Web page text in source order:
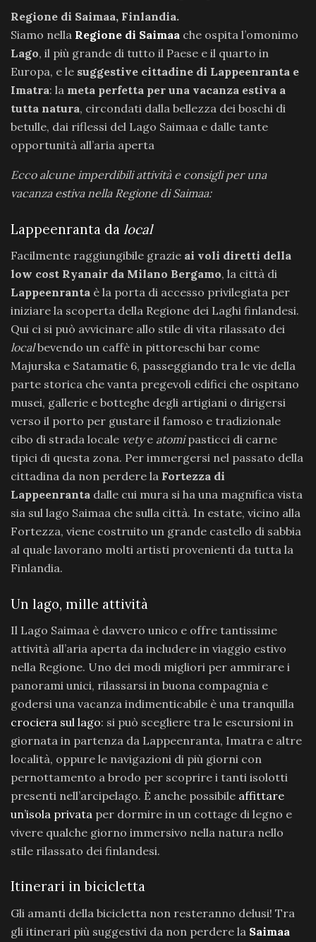
Regione di Saimaa, Finlandia.
Siamo nella Regione di Saimaa che ospita l’omonimo
Lago, il più grande di tutto il Paese e il quarto in
Europa, e le suggestive cittadine di Lappeenranta e
Imatra: la meta perfetta per una vacanza estiva a
tutta natura, circondati dalla bellezza dei boschi di
betulle, dai riflessi del Lago Saimaa e dalle tante
opportunità all’aria aperta
Ecco alcune imperdibili attività e consigli per una
vacanza estiva nella Regione di Saimaa:
Lappeenranta da local
Facilmente raggiungibile grazie ai voli diretti della
low cost Ryanair da Milano Bergamo, la città di
Lappeenranta è la porta di accesso privilegiata per
iniziare la scoperta della Regione dei Laghi finlandesi.
Qui ci si può avvicinare allo stile di vita rilassato dei
localbevendo un caffè in pittoreschi bar come
Majurska e Satamatie 6, passeggiando tra le vie della
parte storica che vanta pregevoli edifici che ospitano
musei, gallerie e botteghe degli artigiani o dirigersi
verso il porto per gustare il famoso e tradizionale
cibo di strada locale vetye atomipasticci di carne
tipici di questa zona. Per immergersi nel passato della
cittadina da non perdere la Fortezza di
Lappeenranta dalle cui mura si ha una magnifica vista
sia sul lago Saimaa che sulla città. In estate, vicino alla
Fortezza, viene costruito un grande castello di sabbia
al quale lavorano molti artisti provenienti da tutta la
Finlandia.
Un lago, mille attività
Il Lago Saimaa è davvero unico e offre tantissime
attività all’aria aperta da includere in viaggio estivo
nella Regione. Uno dei modi migliori per ammirare i
panorami unici, rilassarsi in buona compagnia e
godersi una vacanza indimenticabile è una tranquilla
crociera sul lago: si può scegliere tra le escursioni in
giornata in partenza da Lappeenranta, Imatra e altre
località, oppure le navigazioni di più giorni con
pernottamento a brodo per scoprire i tanti isolotti
presenti nell’arcipelago. È anche possibile affittare
un’isola privata per dormire in un cottage di legno e
vivere qualche giorno immersivo nella natura nello
stile rilassato dei finlandesi.
Itinerari in bicicletta
Gli amanti della bicicletta non resteranno delusi! Tra
gli itinerari più suggestivi da non perdere la Saimaa